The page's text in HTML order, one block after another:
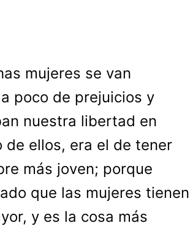
mujeres se van
poco de prejuicios y
nuestra libertad en
ellos, era el de tener
más joven; porque
que las mujeres tienen
y es la cosa más